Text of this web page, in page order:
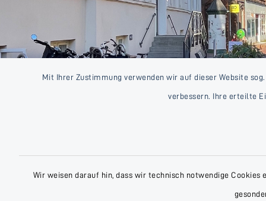
Mit Ihrer Zustimmung verwenden wir auf dieser Website
verbessern. Ihre erteilte
Wir weisen darauf hin, dass wir technisch notwendige